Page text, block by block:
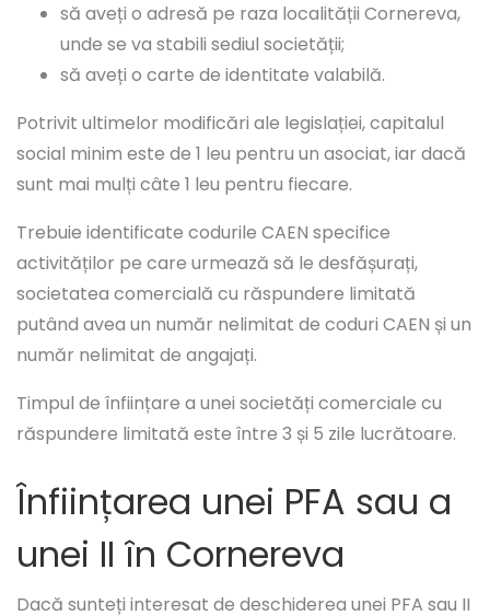
să aveți o adresă pe raza localității Cornereva,
unde se va stabili sediul societății;
să aveți o carte de identitate valabilă.
Potrivit ultimelor modificări ale legislației, capitalul
social minim este de 1 leu pentru un asociat, iar dacă
sunt mai mulți câte 1 leu pentru fiecare.
Trebuie identificate codurile CAEN specifice
activităților pe care urmează să le desfășurați,
societatea comercială cu răspundere limitată
putând avea un număr nelimitat de coduri CAEN și un
număr nelimitat de angajați.
Timpul de înființare a unei societăți comerciale cu
răspundere limitată este între 3 și 5 zile lucrătoare.
Înființarea unei PFA sau a
unei II în Cornereva
Dacă sunteți interesat de deschiderea unei PFA sau II